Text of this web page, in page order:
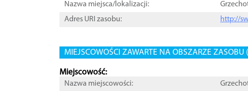
Nazwa miejsca/lokalizacji:
Adres URI zasobu:
http://
MIEJSCOWOŚCI ZAWARTE NA OBSZARZE ZASOBU
Miejscowość:
Nazwa miejscowości: